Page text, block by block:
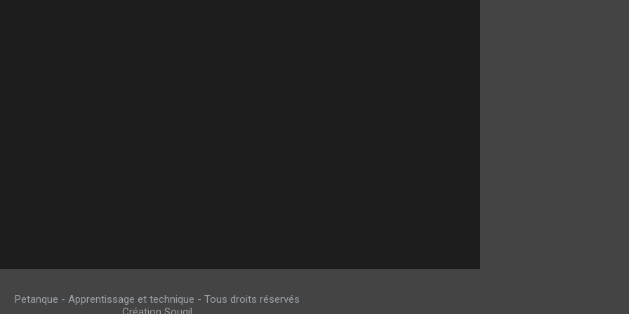
Petanque - Apprentissage et technique - Tous droits réservés